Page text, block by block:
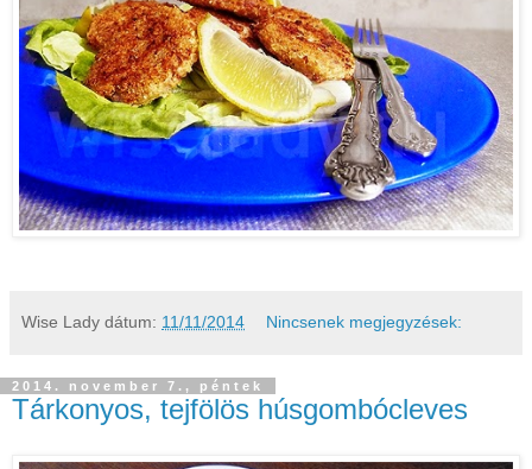
Wise Lady dátum: 11/11/2014 Nincsenek megjegyzések:
2014. november 7., péntek
Tárkonyos, tejfölös húsgombócleves